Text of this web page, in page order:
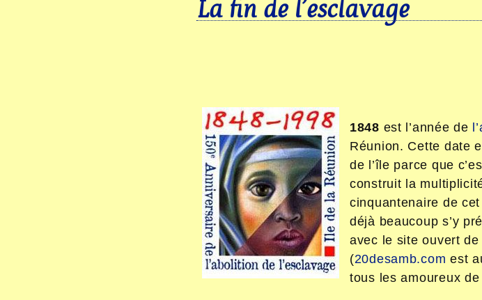
La fin de l’esclavage
1848 est l’année de
Réunion. Cette date
de l’île parce que
construit la
cinquantenaire de
déjà beaucoup s’y
avec le site ouvert
(20desamb.com est
tous les amoureux